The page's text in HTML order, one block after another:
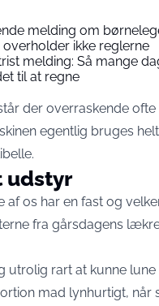
melding om
ikke reglerne
melding: Så mange
til at regne
der overraskende
egentlig bruges
udstyr
af os har en fast og
fra gårsdagens
utrolig rart at kunne
mad lynhurtigt, når